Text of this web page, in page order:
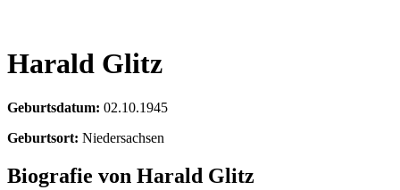
Harald Glitz
Geburtsdatum: 02.10.1945
Geburtsort: Niedersachsen
Biografie von Harald Glitz